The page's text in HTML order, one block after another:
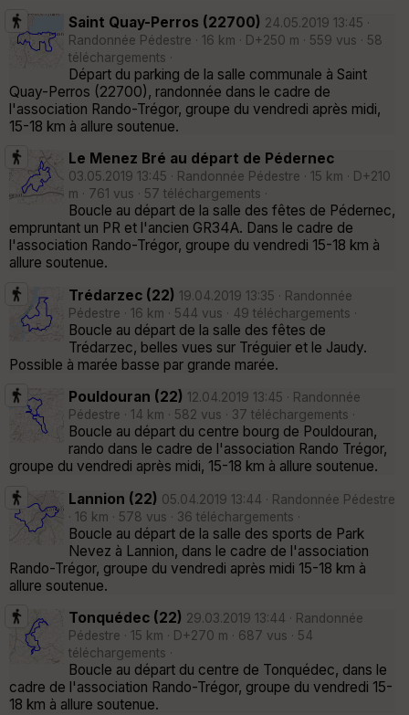
Saint Quay-Perros (22700) 24.05.2019 13:45 ·
Randonnée Pédestre · 16 km · D+250 m · 559 vus · 58
téléchargements ·
Départ du parking de la salle communale à Saint
Quay-Perros (22700), randonnée dans le cadre de
l'association Rando-Trégor, groupe du vendredi après midi,
15-18 km à allure soutenue.
Le Menez Bré au départ de Pédernec
03.05.2019 13:45 · Randonnée Pédestre · 15 km · D+210
m · 761 vus · 57 téléchargements ·
Boucle au départ de la salle des fêtes de Pédernec,
empruntant un PR et l'ancien GR34A. Dans le cadre de
l'association Rando-Trégor, groupe du vendredi 15-18 km à
allure soutenue.
Trédarzec (22) 19.04.2019 13:35 · Randonnée
Pédestre · 16 km · 544 vus · 49 téléchargements ·
Boucle au départ de la salle des fêtes de
Trédarzec, belles vues sur Tréguier et le Jaudy.
Possible à marée basse par grande marée.
Pouldouran (22) 12.04.2019 13:45 · Randonnée
Pédestre · 14 km · 582 vus · 37 téléchargements ·
Boucle au départ du centre bourg de Pouldouran,
rando dans le cadre de l'association Rando Trégor,
groupe du vendredi après midi, 15-18 km à allure soutenue.
Lannion (22) 05.04.2019 13:44 · Randonnée Pédestre
· 16 km · 578 vus · 36 téléchargements ·
Boucle au départ de la salle des sports de Park
Nevez à Lannion, dans le cadre de l'association
Rando-Trégor, groupe du vendredi après midi 15-18 km à
allure soutenue.
Tonquédec (22) 29.03.2019 13:44 · Randonnée
Pédestre · 15 km · D+270 m · 687 vus · 54
téléchargements ·
Boucle au départ du centre de Tonquédec, dans le
cadre de l'association Rando-Trégor, groupe du vendredi 15-
18 km à allure soutenue.